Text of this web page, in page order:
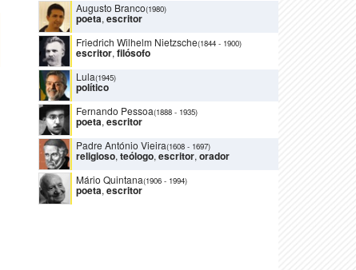
Augusto Branco(1980)
poeta, escritor
Friedrich Wilhelm Nietzsche(1844 - 1900)
escritor, filósofo
Lula(1945)
político
Fernando Pessoa(1888 - 1935)
poeta, escritor
Padre António Vieira(1608 - 1697)
religioso, teólogo, escritor, orador
Mário Quintana(1906 - 1994)
poeta, escritor